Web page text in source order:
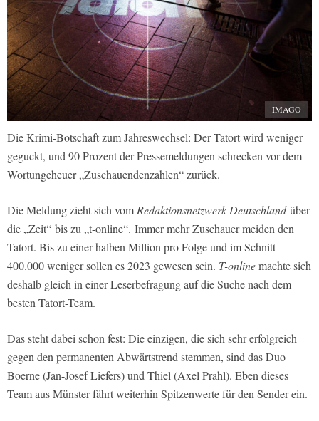
IMAGO
Die Krimi-Botschaft zum Jahreswechsel: Der Tatort wird weniger
geguckt, und 90 Prozent der Pressemeldungen schrecken vor dem
Wortungeheuer „Zuschauendenzahlen“ zurück.
Die Meldung zieht sich vomRedaktionsnetzwerk Deutschlandüber
die „Zeit“ bis zu „t-online“. Immer mehr Zuschauer meiden den
Tatort. Bis zu einer halben Million pro Folge und im Schnitt
400.000 weniger sollen es 2023 gewesen sein. T-onlinemachte sich
deshalb gleich in einer Leserbefragung auf die Suche nach dem
besten Tatort-Team.
Das steht dabei schon fest: Die einzigen, die sich sehr erfolgreich
gegen den permanenten Abwärtstrend stemmen, sind das Duo
Boerne (Jan-Josef Liefers) und Thiel (Axel Prahl). Eben dieses
Team aus Münster fährt weiterhin Spitzenwerte für den Sender ein.